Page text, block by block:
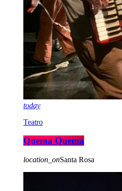
today
Teatro
Quema Quema
location_onSanta Rosa